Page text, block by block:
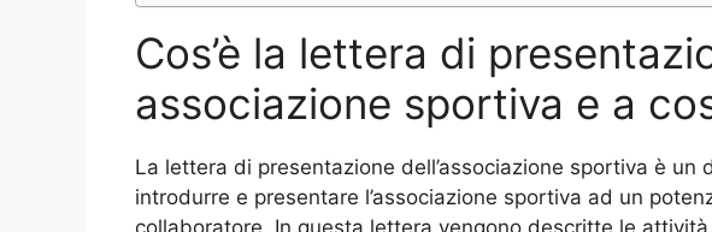
Cos’è la lettera di
associazione sportiva e a
La lettera di presentazione dell’associazione sportiva è un
introdurre e presentare l’associazione sportiva ad un
collaboratore. In questa lettera vengono descritte le attività